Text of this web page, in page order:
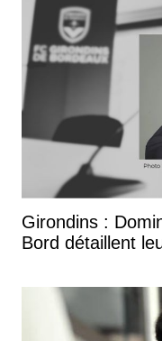
Girondins :
Bord détaillent